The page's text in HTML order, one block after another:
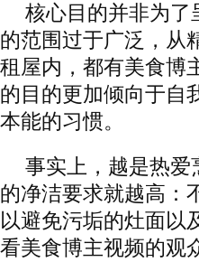
核心目的并非为了
的范围过于广泛，从
租屋内，都有美食博
的目的更加倾向于自
本能的习惯。
事实上，越是热爱
的净洁要求就越高：
以避免污垢的灶面以
看美食博主视频的观